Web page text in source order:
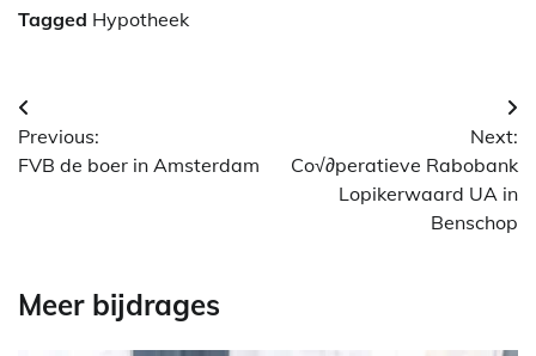
Tagged Hypotheek
Berichtnavigatie
Previous:
FVB de boer in Amsterdam
Next:
Co√∂peratieve Rabobank
Lopikerwaard UA in
Benschop
Meer bijdrages